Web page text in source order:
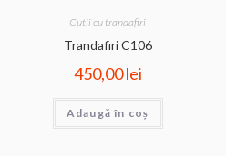
Cutii cu trandafiri
Trandafiri C106
450,00lei
Adaugă în coș